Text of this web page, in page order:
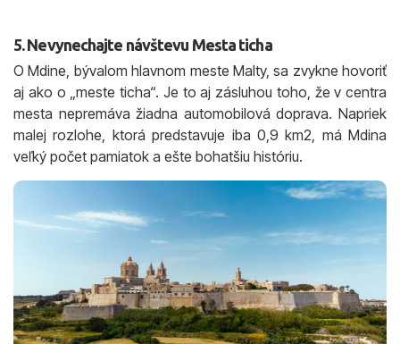
5. Nevynechajte návštevu Mesta ticha
O Mdine, bývalom hlavnom meste Malty, sa zvykne hovoriť
aj ako o „meste ticha“. Je to aj zásluhou toho, že v centra
mesta nepremáva žiadna automobilová doprava. Napriek
malej rozlohe, ktorá predstavuje iba 0,9 km2, má Mdina
veľký počet pamiatok a ešte bohatšiu históriu.